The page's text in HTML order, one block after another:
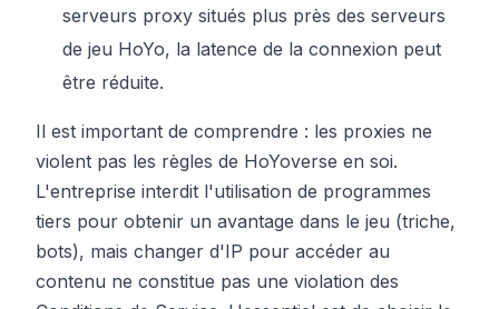
serveurs proxy situés plus près des serveurs
de jeu HoYo, la latence de la connexion peut
être réduite.
Il est important de comprendre : les proxies ne
violent pas les règles de HoYoverse en soi.
L'entreprise interdit l'utilisation de programmes
tiers pour obtenir un avantage dans le jeu (triche,
bots), mais changer d'IP pour accéder au
contenu ne constitue pas une violation des